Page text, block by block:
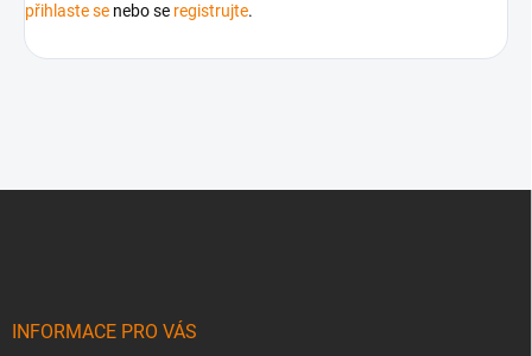
přihlaste se nebo se registrujte.
INFORMACE PRO VÁS